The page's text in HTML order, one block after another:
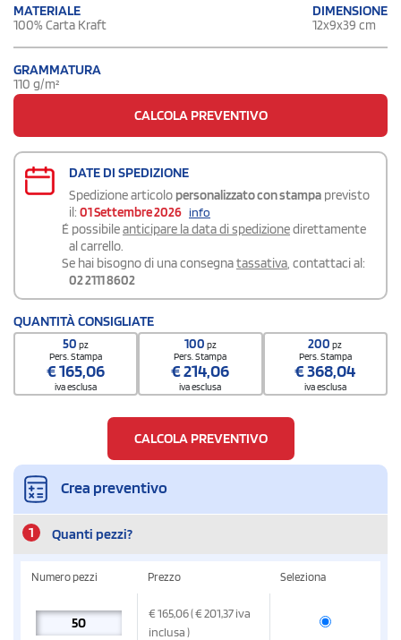
MATERIALE
100% Carta Kraft
DIMENSIONE
12x9x39 cm
GRAMMATURA
110 g/m²
CALCOLA PREVENTIVO
DATE DI SPEDIZIONE
Spedizione articolo personalizzato con stampa previsto
il: 01 Settembre 2026 info
É possibileanticipare la data di spedizionedirettamente
al carrello.
Se hai bisogno di una consegnatassativa, contattaci al:
02 2111 8602
QUANTITÀ CONSIGLIATE
50pz
Pers. Stampa
€165,06
iva esclusa
100 pz
Pers. Stampa
€214,06
iva esclusa
200pz
Pers. Stampa
€368,04
iva esclusa
CALCOLA PREVENTIVO
Crea preventivo
1 Quanti pezzi?
Numero pezzi Prezzo Seleziona
€165,06( € 201,37iva
inclusa)